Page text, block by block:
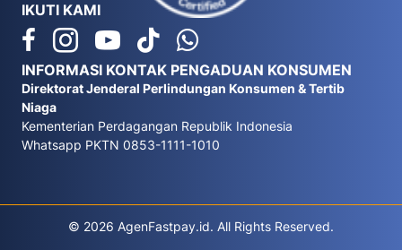
IKUTI KAMI
INFORMASI KONTAK PENGADUAN KONSUMEN
Direktorat Jenderal Perlindungan Konsumen & Tertib
Niaga
Kementerian Perdagangan Republik Indonesia
Whatsapp PKTN 0853-1111-1010
© 2026 AgenFastpay.id. All Rights Reserved.